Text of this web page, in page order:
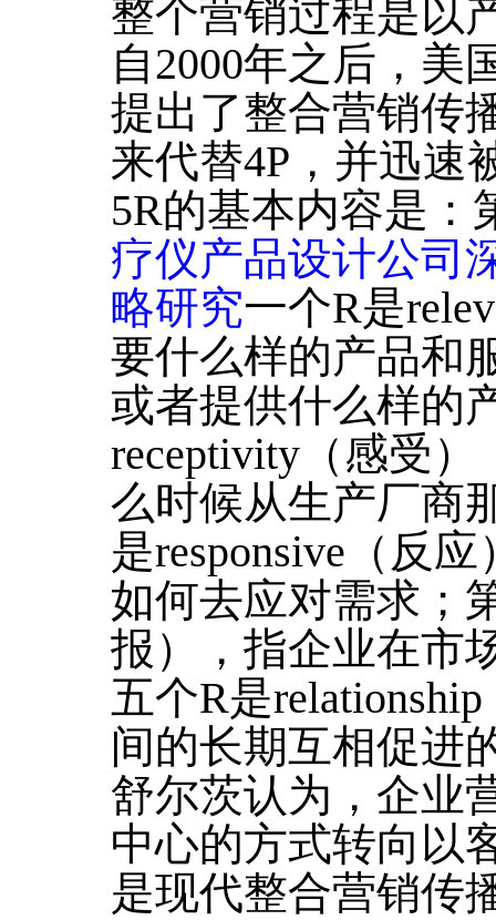
整个营销过程是以
自2000年之后，美
提出了整合营销传
来代替4P，并迅速
5R的基本内容是：
疗仪产品设计公司
略研究一个R是
要什么样的产品和
或者提供什么样的
receptivity（感受
么时候从生产厂商
是responsive（反
如何去应对需求；
报），指企业在市
五个R是
间的长期互相促进
舒尔茨认为，企业
中心的方式转向以
是现代整合营销传